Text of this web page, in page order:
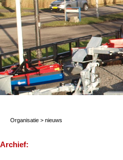
Organisatie > nieuws
Archief: